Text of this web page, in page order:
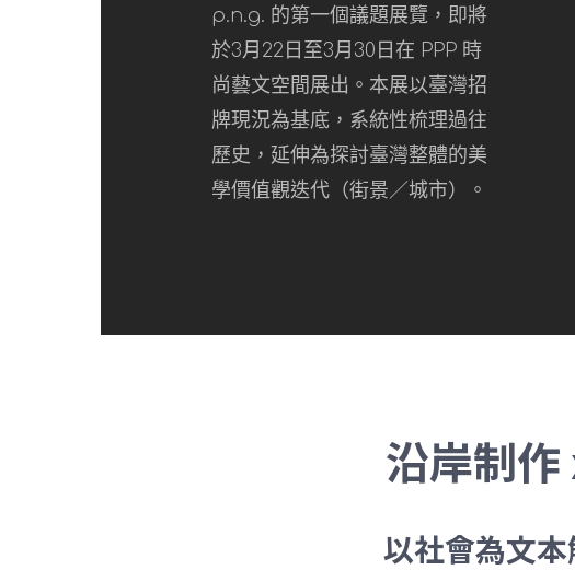
p.n.g. 的第一個議題展覽，即將
於3月22日至3月30日在 PPP 時
尚藝文空間展出。本展以臺灣招
牌現況為基底，系統性梳理過往
歷史，延伸為探討臺灣整體的美
學價值觀迭代（街景／城市）。
沿岸制
以社會為文